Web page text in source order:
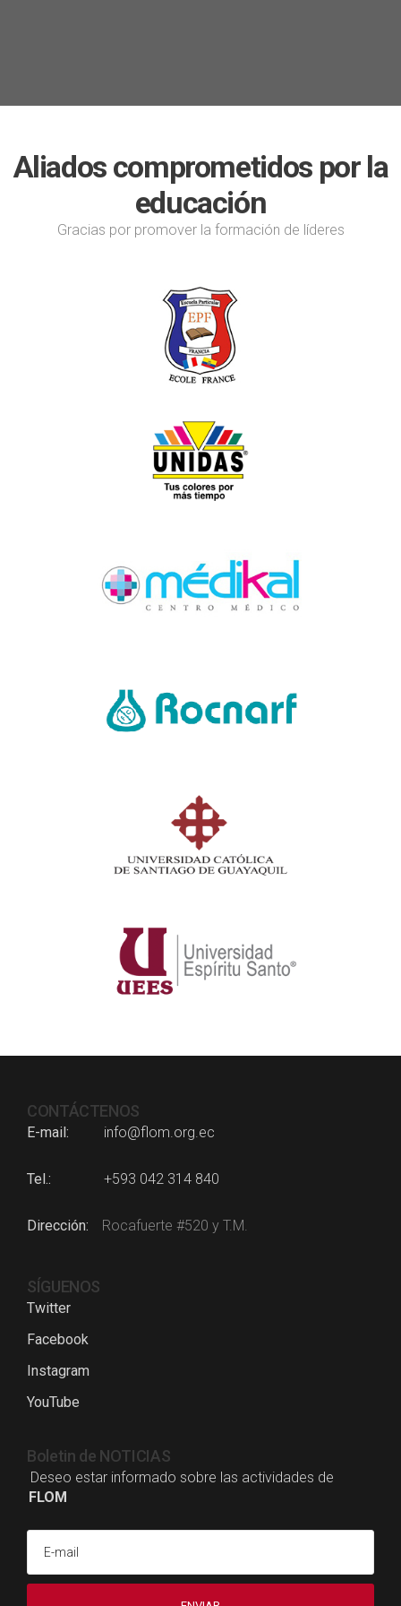
Aliados comprometidos por la
educación
Gracias por promover la formación de líderes
CONTÁCTENOS
E-mail info@flom.org.ec
Tel. +593 042 314 840
Dirección Rocafuerte #520 y T.M.
SÍGUENOS
Twitter
Facebook
Instagram
YouTube
Boletin de NOTICIAS
Deseo estar informado sobre las actividades de
FLOM
E-mail